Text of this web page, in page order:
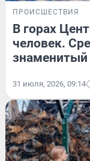
ПРОИСШЕСТВИЯ
В горах
человек.
знаменитый
31 июля, 2026, 09:14